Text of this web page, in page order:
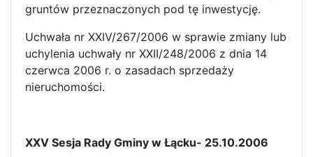
gruntów przeznaczonych pod tę inwestycję.
Uchwała nr XXIV/267/2006 w sprawie zmiany lub
uchylenia uchwały nr XXII/248/2006 z dnia 14
czerwca 2006 r. o zasadach sprzedaży
nieruchomości.
XXV Sesja Rady Gminy w Łącku- 25.10.2006